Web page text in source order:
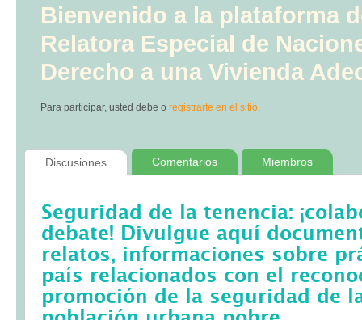
Bienvenido a la plataforma
Relatora Especial de
Derecho a una Vivienda
Para participar, usted debe o registrarte en el sitio.
Discusiones Comentarios Miembros
Seguridad de la tenencia:
debate! Divulgue aquí
relatos, informaciones sobre
país relacionados con el
promoción de la seguridad de